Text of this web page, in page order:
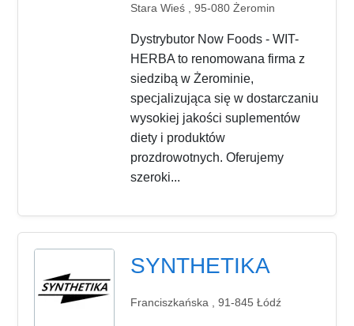
Stara Wieś , 95-080 Żeromin
Dystrybutor Now Foods - WIT-
HERBA to renomowana firma z
siedzibą w Żerominie,
specjalizująca się w dostarczaniu
wysokiej jakości suplementów
diety i produktów
prozdrowotnych. Oferujemy
szeroki...
SYNTHETIKA
Franciszkańska , 91-845 Łódź